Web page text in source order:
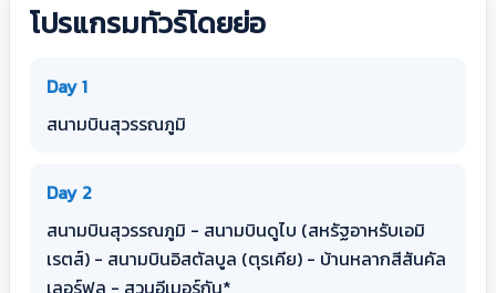
โปรแกรมทัวร์โดยย่อ
Day 1
สนามบินสุวรรณภูมิ
Day 2
สนามบินสุวรรณภูมิ - สนามบินดูไบ (สหรัฐอาหรับเอมิ
เรตส์) - สนามบินอิสตัลบูล (ตุรเคีย) - บ้านหลากสีสันคัล
เลอร์ฟูล - สวนอีเมอร์กัน*